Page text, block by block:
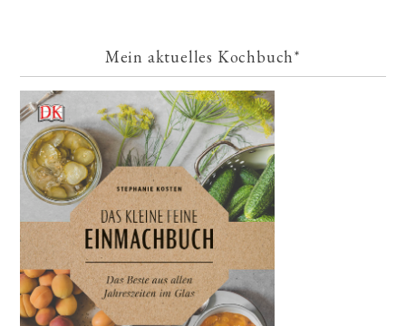
Mein aktuelles Kochbuch*